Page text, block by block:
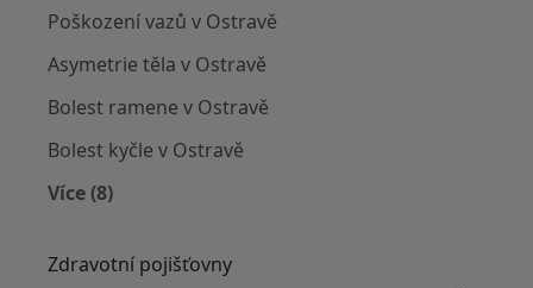
Poškození vazů v Ostravě
Asymetrie těla v Ostravě
Bolest ramene v Ostravě
Bolest kyčle v Ostravě
Více (8)
Zdravotní pojišťovny